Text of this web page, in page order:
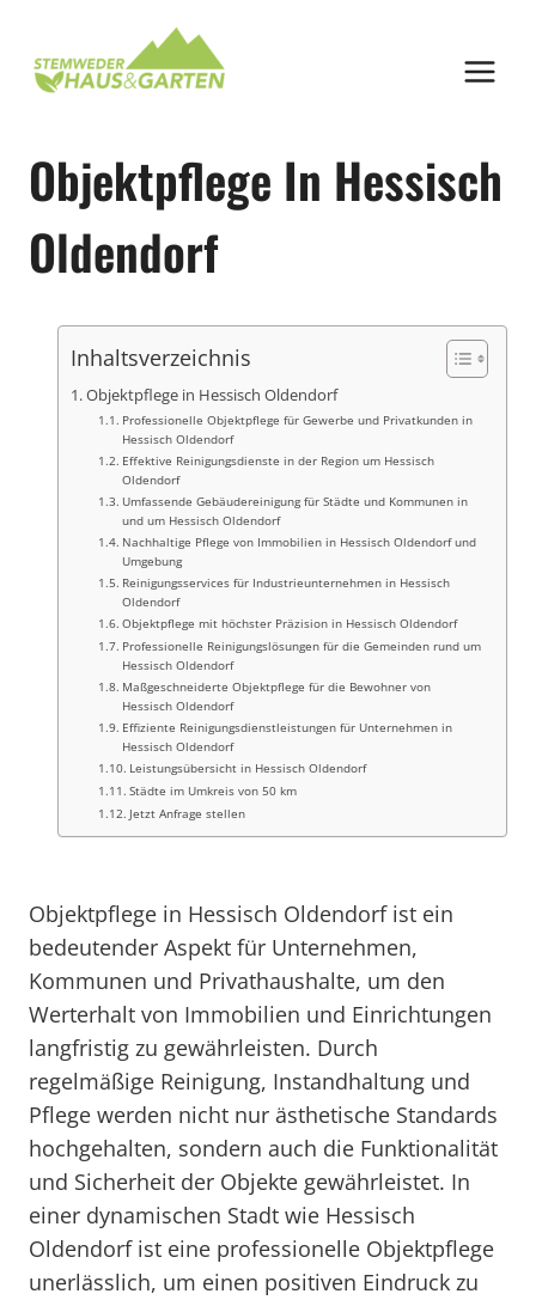
springen
Objektpflege In Hessisch
Oldendorf
Inhaltsverzeichnis
Objektpflege in Hessisch Oldendorf
Professionelle Objektpflege für Gewerbe und Privatkunden in
Hessisch Oldendorf
Effektive Reinigungsdienste in der Region um Hessisch
Oldendorf
Umfassende Gebäudereinigung für Städte und Kommunen in
und um Hessisch Oldendorf
Nachhaltige Pflege von Immobilien in Hessisch Oldendorf und
Umgebung
Reinigungsservices für Industrieunternehmen in Hessisch
Oldendorf
Objektpflege mit höchster Präzision in Hessisch Oldendorf
Professionelle Reinigungslösungen für die Gemeinden rund um
Hessisch Oldendorf
Maßgeschneiderte Objektpflege für die Bewohner von
Hessisch Oldendorf
Effiziente Reinigungsdienstleistungen für Unternehmen in
Hessisch Oldendorf
Leistungsübersicht in Hessisch Oldendorf
Städte im Umkreis von 50 km
Jetzt Anfrage stellen
Objektpflege in Hessisch Oldendorf ist ein
bedeutender Aspekt für Unternehmen,
Kommunen und Privathaushalte, um den
Werterhalt von Immobilien und Einrichtungen
langfristig zu gewährleisten. Durch
regelmäßige Reinigung, Instandhaltung und
Pflege werden nicht nur ästhetische Standards
hochgehalten, sondern auch die Funktionalität
und Sicherheit der Objekte gewährleistet. In
einer dynamischen Stadt wie Hessisch
Oldendorf ist eine professionelle Objektpflege
unerlässlich, um einen positiven Eindruck zu